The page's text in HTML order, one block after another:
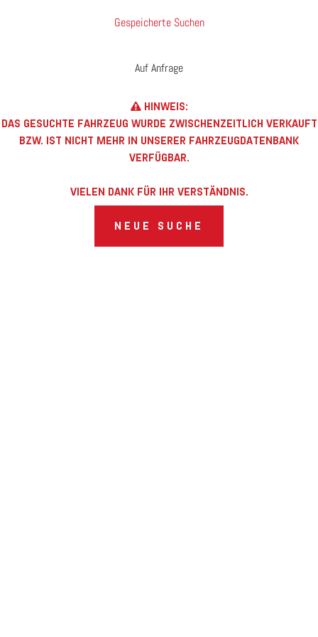
Gespeicherte Suchen
Auf Anfrage
HINWEIS:
DAS GESUCHTE FAHRZEUG WURDE ZWISCHENZEITLICH VERKAUFT
BZW. IST NICHT MEHR IN UNSERER FAHRZEUGDATENBANK
VERFÜGBAR.
VIELEN DANK FÜR IHR VERSTÄNDNIS.
NEUE SUCHE